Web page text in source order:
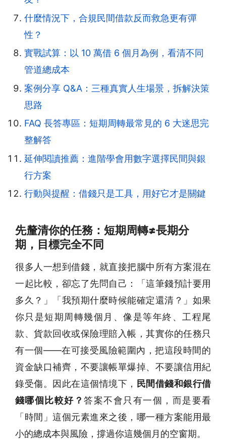
什麼情況下，合規民間借款反而救急更有彈
性？
實戰試算：以 10 萬借 6 個月為例，看清不同
管道總成本
案例分享 Q&A：三種真實人生場景，拆解決策
思路
FAQ 長答專區：短期周轉最常見的 6 大迷思完
整解答
延伸閱讀推薦：進階學會用數字選擇民間與銀
行方案
行動與提醒：借錢只是工具，用好它才是關鍵
先釐清你的任務：短期周轉≠長期分
期，目標完全不同
很多人一想到借錢，就直接把腦中所有方案混在
一起比較，卻忘了先問自己：「這筆錢預計要用
多久？」「我預期什麼時候能確定還清？」如果
你只是短期周轉幾個月、像是等年終、工程尾
款、貨款回收或保險理賠入帳，其實你的任務只
有一個——在可接受風險範圍內，把這段時間的
資金缺口補齊，不要讓帳單爆掉、不要讓信用紀
錄受傷。因此在這個情境下， 民間借錢和銀行借
錢哪個比較好？答案不會只有一個，而是要看
「時間」這個元素進來之後，哪一種方案能用最
小的總成本與風險，撐過你這幾個月的空窗期。